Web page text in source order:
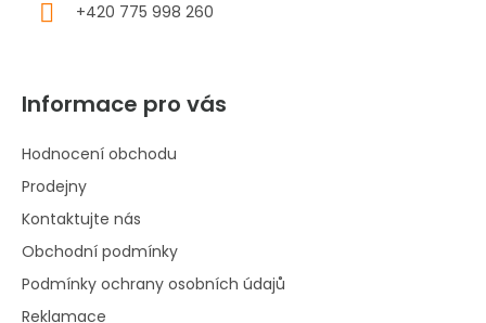
+420 775 998 260
Informace pro vás
Hodnocení obchodu
Prodejny
Kontaktujte nás
Obchodní podmínky
Podmínky ochrany osobních údajů
Reklamace